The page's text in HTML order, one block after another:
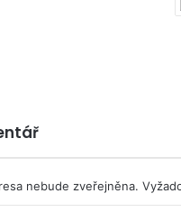
nebude zveřejněna.